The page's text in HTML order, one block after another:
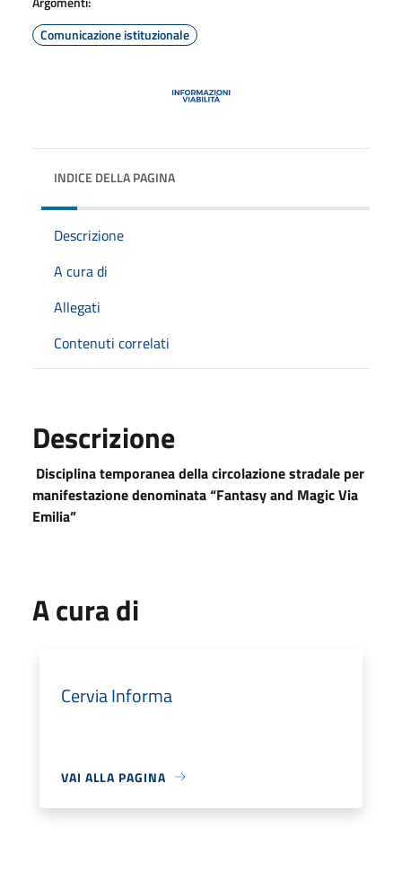
Comunicazione istituzionale
INDICE DELLA PAGINA
Descrizione
A cura di
Allegati
Contenuti correlati
Descrizione
Disciplina temporanea della circolazione stradale per
manifestazione denominata“Fantasy and Magic Via
Emilia”
A cura di
Cervia Informa
VAI ALLA PAGINA